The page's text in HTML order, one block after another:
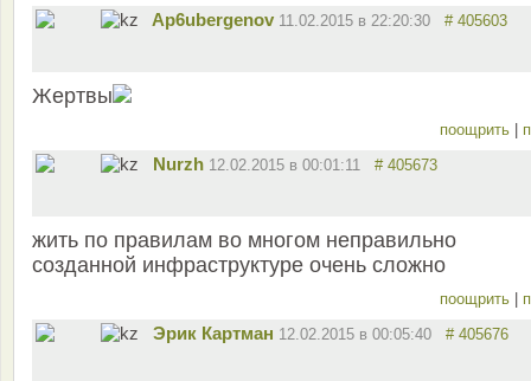
Ap6ubergenov 11.02.2015 в 22:20:30 # 405603
Жертвы
поощрить
Nurzh 12.02.2015 в 00:01:11 # 405673
жить по правилам во многом неправильно
созданной инфраструктуре очень сложно
поощрить
Эрик Картман 12.02.2015 в 00:05:40 # 405676